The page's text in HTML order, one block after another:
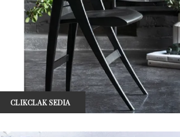
CLIKCLAK SEDIA